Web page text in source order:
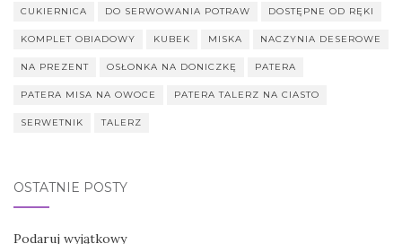
CUKIERNICA DO SERWOWANIA POTRAW DOSTĘPNE OD RĘKI
KOMPLET OBIADOWY KUBEK MISKA NACZYNIA DESEROWE
NA PREZENT OSŁONKA NA DONICZKĘ PATERA
PATERA MISA NA OWOCE PATERA TALERZ NA CIASTO
SERWETNIK TALERZ
OSTATNIE POSTY
Podaruj wyjątkowy